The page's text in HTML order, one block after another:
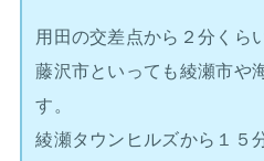
用田の交差点から２分くら
藤沢市といっても綾瀬市や
す。
綾瀬タウンヒルズから１５